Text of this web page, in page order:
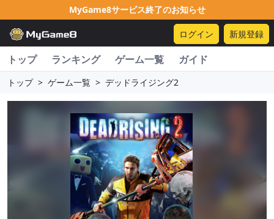
MyGame8サービス終了のお知らせ
ログイン 新規登録
トップ ランキング ゲーム一覧 ガイド
トップ > ゲーム一覧 > デッドライジング2